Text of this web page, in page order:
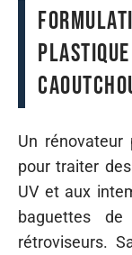
Un rénovateur
pour traiter
UV et aux
baguettes
rétroviseurs.